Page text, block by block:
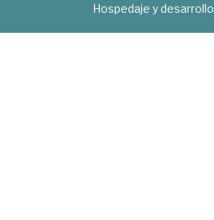
Hospedaje y desarrollo